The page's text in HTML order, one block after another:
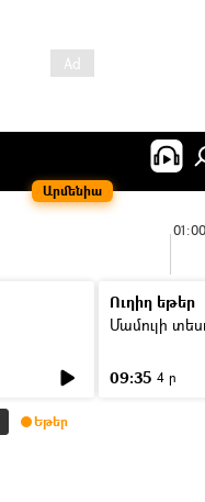
Արմենիա
01:00
Ուղիղ եթեր
Մամուլի
09:35 4 ր
Եթեր